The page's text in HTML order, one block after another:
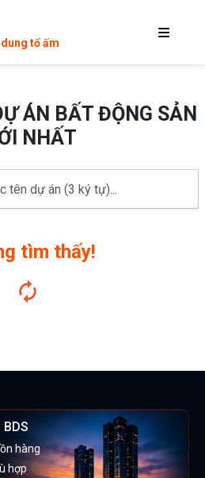
dung tổ ấm
ÁN BẤT ĐỘNG SẢN
NHẤT
tìm thấy!
BDS
hàng
hợp